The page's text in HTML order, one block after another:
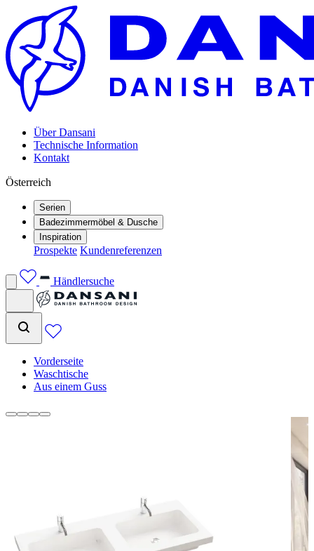
Über Dansani
Technische Information
Kontakt
Österreich
Serien
Badezimmermöbel & Dusche
Inspiration
Prospekte Kundenreferenzen
Händlersuche
Vorderseite
Waschtische
Aus einem Guss